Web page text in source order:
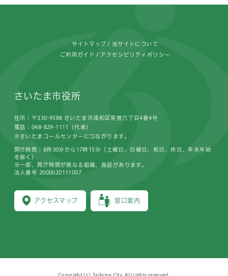
サイトマップ 当サイトについて
ご利用ガイド アクセシビリティポリシー
さいたま市役所
住所：〒330-9588 さいたま市浦和区常盤六丁目4番4号
電話：048-829-1111（代表）
※さいたまコールセンターにつながります。
アクセスマップ 窓口案内
開庁時間：8時30分から17時15分（土曜日、日曜日、祝日、休日、年末年始
を除く）
※一部、開庁時間が異なる組織、施設があります。
法人番号 2000020111007
Copyright (c) Saitama City, All rights reserved.